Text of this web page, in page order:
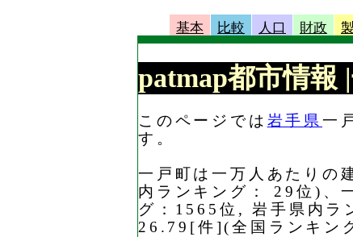
基本 比較 人口 財政
patmap都市情報
このページでは 岩手県一
す。
一戸町は一万人あたりの
内ランキング： 29位)、
グ：1565位, 岩手県内ラ
26.79[件](全国ランキン